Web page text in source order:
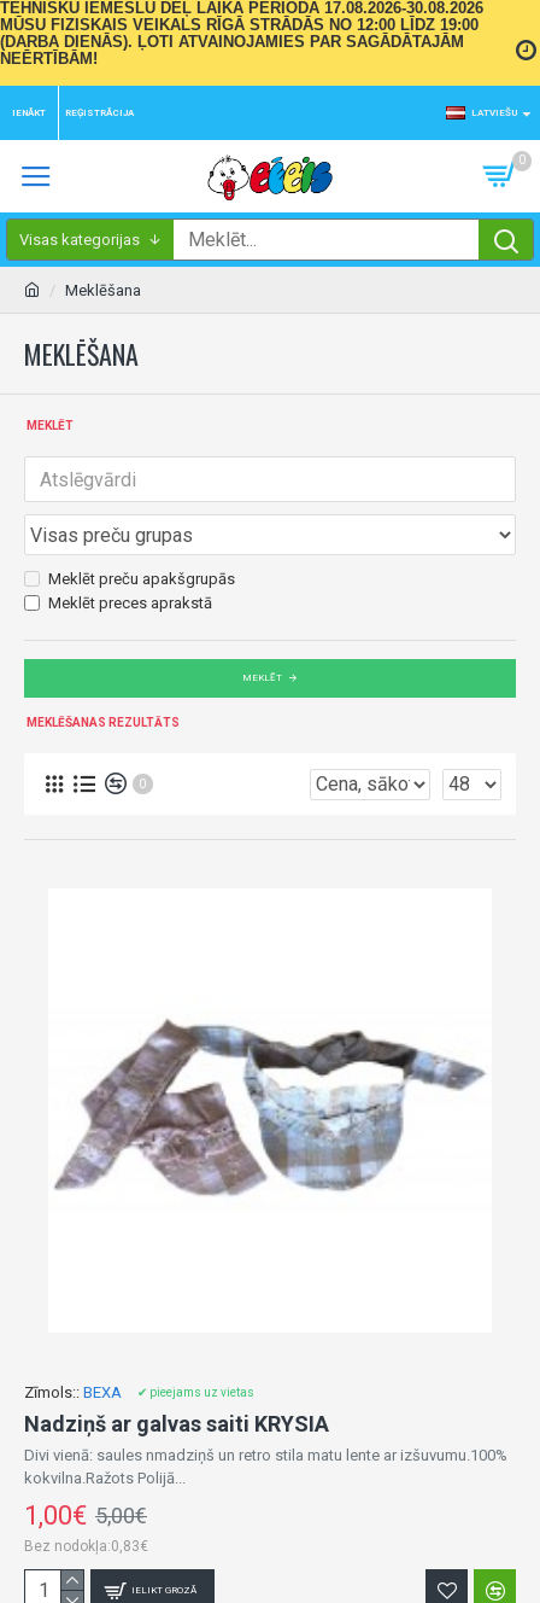
TEHNISKU IEMESLU DĒĻ LAIKA PERIODĀ 17.08.2026-30.08.2026
MŪSU FIZISKAIS VEIKALS RĪGĀ STRĀDĀS NO 12:00 LĪDZ 19:00
(DARBA DIENĀS). ĻOTI ATVAINOJAMIES PAR SAGĀDĀTAJĀM
NEĒRTĪBĀM!
IENĀKT REĢISTRĀCIJA LATVIEŠU
0
Visas kategorijas
Meklēšana
MEKLĒŠANA
MEKLĒT
Meklēt preču apakšgrupās
Meklēt preces aprakstā
MEKLĒT
MEKLĒŠANAS REZULTĀTS
0
Zīmols:: BEXA ✔ pieejams uz vietas
Nadziņš ar galvas saiti KRYSIA
Divi vienā: saules nmadziņš un retro stila matu lente ar izšuvumu.100%
kokvilna.Ražots Polijā...
1,00€ 5,00€
Bez nodokļa:0,83€
IELIKT GROZĀ